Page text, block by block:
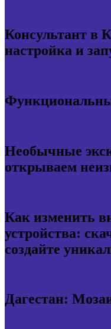
Консультант в
настройка и
Необычные
открываем
Как изменить
устройства:
создайте
Дагестан: